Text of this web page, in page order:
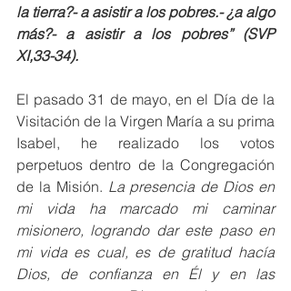
la tierra?- a asistir a los pobres.- ¿a algo
más?- a asistir a los pobres” (SVP
XI,33-34).
El pasado 31 de mayo, en el Día de la
Visitación de la Virgen María a su prima
Isabel, he realizado los votos
perpetuos dentro de la Congregación
de la Misión. La presencia de Dios en
mi vida ha marcado mi caminar
misionero, logrando dar este paso en
mi vida es cual, es de gratitud hacía
Dios, de confianza en Él y en las